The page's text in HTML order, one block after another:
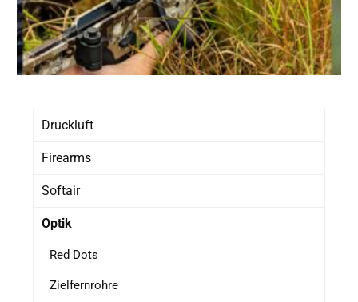
Druckluft
Firearms
Softair
Optik
Red Dots
Zielfernrohre